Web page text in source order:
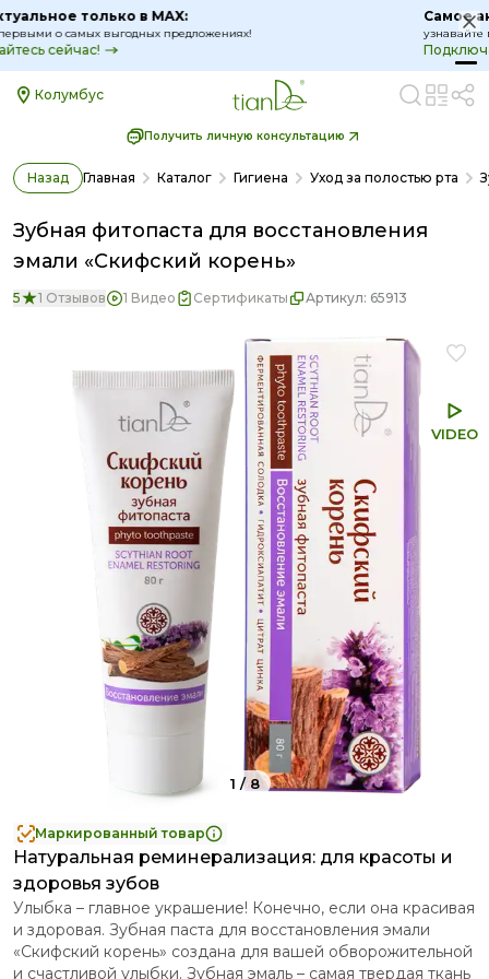
Самое актуальное только в MAX:
узнавайте первыми о самых выгодных предложениях!
Подключайтесь сейчас!
Колумбус
Получить личную консультацию
Назад Главная Каталог Гигиена Уход за полостью рта
Зубная фитопаста для восстановления
эмали «Скифский корень»
5 1 Отзывов 1 Видео Сертификаты Артикул: 65913
VIDEO
1 / 8
Маркированный товар
Натуральная реминерализация: для красоты и
здоровья зубов
Улыбка – главное украшение! Конечно, если она красивая
и здоровая. Зубная паста для восстановления эмали
«Скифский корень» создана для вашей обворожительной
и счастливой улыбки. Зубная эмаль – самая твердая ткань